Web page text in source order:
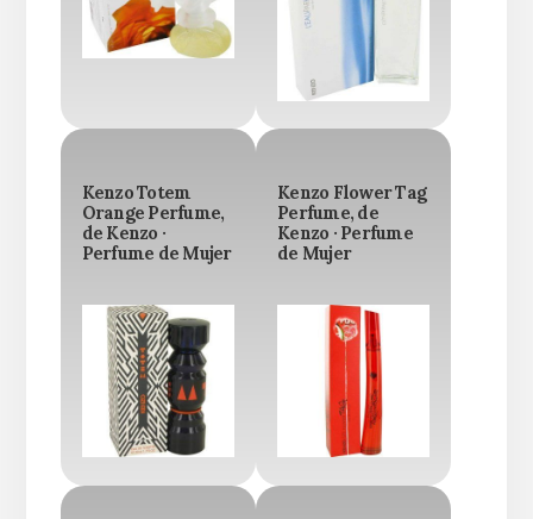
Kenzo Totem
Orange Perfume,
de Kenzo ·
Perfume de Mujer
Kenzo Flower Tag
Perfume, de
Kenzo · Perfume
de Mujer